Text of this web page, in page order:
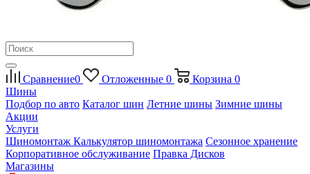
Сравнение0 Отложенные 0 Корзина 0
Шины
Подбор по авто Каталог шин Летние шины Зимние шины
Акции
Услуги
Шиномонтаж Калькулятор шиномонтажа Сезонное хранение
Корпоративное обслуживание Правка Дисков
Магазины